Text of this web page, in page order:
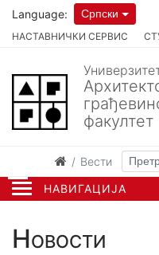
НАВИГАЦИЈА
НАСТАВНИЧКИ СЕРВИС
Language: Српски
факултет
Вести
Новости